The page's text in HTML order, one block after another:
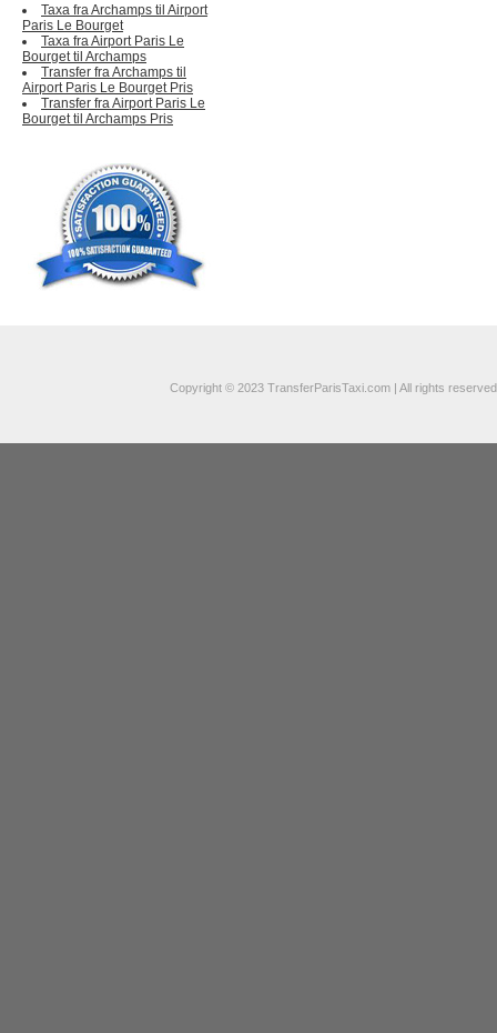
Taxa fra Archamps til Airport
Paris Le Bourget
Taxa fra Airport Paris Le
Bourget til Archamps
Transfer fra Archamps til
Airport Paris Le Bourget Pris
Transfer fra Airport Paris Le
Bourget til Archamps Pris
Copyright © 2023 TransferParisTaxi.com | All rights reserved